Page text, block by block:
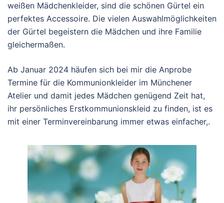
weißen Mädchenkleider, sind die schönen Gürtel ein
perfektes Accessoire. Die vielen Auswahlmöglichkeiten
der Gürtel begeistern die Mädchen und ihre Familie
gleichermaßen.
Ab Januar 2024 häufen sich bei mir die Anprobe
Termine für die Kommunionkleider im Münchener
Atelier und damit jedes Mädchen genügend Zeit hat,
ihr persönliches Erstkommunionskleid zu finden, ist es
mit einer Terminvereinbarung immer etwas einfacher,.